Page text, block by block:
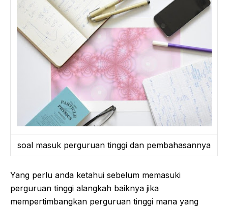
soal masuk perguruan tinggi dan pembahasannya
Yang perlu anda ketahui sebelum memasuki
perguruan tinggi alangkah baiknya jika
mempertimbangkan perguruan tinggi mana yang